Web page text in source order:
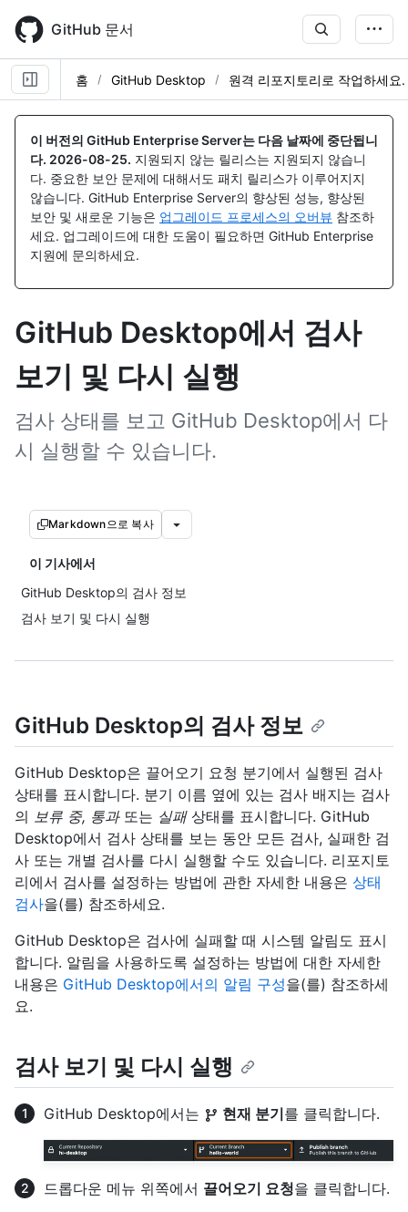
main
content
GitHub 문서
홈 GitHub Desktop 원격 리포지토리로 작업하세요.
이 버전의 GitHub Enterprise Server는 다음 날짜에 중단됩니
다. 2026-08-25. 지원되지 않는 릴리스는 지원되지 않습니
다. 중요한 보안 문제에 대해서도 패치 릴리스가 이루어지지
않습니다. GitHub Enterprise Server의 향상된 성능, 향상된
보안 및 새로운 기능은 업그레이드 프로세스의 오버뷰 참조하
세요. 업그레이드에 대한 도움이 필요하면 GitHub Enterprise
지원에 문의하세요.
GitHub Desktop에서 검사
보기 및 다시 실행
검사 상태를 보고 GitHub Desktop에서 다
시 실행할 수 있습니다.
Markdown으로 복사
이 기사에서
GitHub Desktop의 검사 정보
검사 보기 및 다시 실행
GitHub Desktop의 검사 정보
GitHub Desktop은 끌어오기 요청 분기에서 실행된 검사
상태를 표시합니다. 분기 이름 옆에 있는 검사 배지는 검사
의 보류 중, 통과또는 실패상태를 표시합니다. GitHub
Desktop에서 검사 상태를 보는 동안 모든 검사, 실패한 검
사 또는 개별 검사를 다시 실행할 수도 있습니다. 리포지토
리에서 검사를 설정하는 방법에 관한 자세한 내용은 상태
검사을(를) 참조하세요.
GitHub Desktop은 검사에 실패할 때 시스템 알림도 표시
합니다. 알림을 사용하도록 설정하는 방법에 대한 자세한
내용은 GitHub Desktop에서의 알림 구성을(를) 참조하세
요.
검사 보기 및 다시 실행
GitHub Desktop에서는 현재 분기를 클릭합니다.
드롭다운 메뉴 위쪽에서 끌어오기 요청을 클릭합니다.